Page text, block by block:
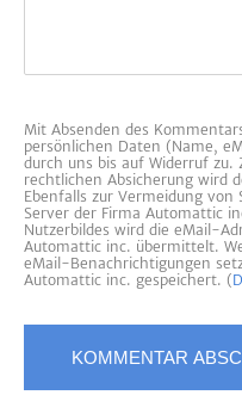
Mit Absenden des
persönlichen Daten (Name,
durch uns bis auf Widerruf zu.
rechtlichen Absicherung wird
Ebenfalls zur Vermeidung
Server der Firma Automattic
Nutzerbildes wird die eMail-
Automattic inc. übermittelt.
eMail-Benachrichtigungen
Automattic inc. gespeichert. (